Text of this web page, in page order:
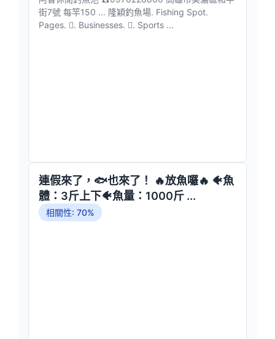
街7號 每竿150 ... 隆穎釣魚場. Fishing Spot.
Pages. 󱙿. Businesses. 󱙿. Sports ...
連假來了，🐟也來了！ 🔥放魚囉🔥 🐠魚
體：3斤上下🐠魚量：1000斤 ...
相關性: 70%